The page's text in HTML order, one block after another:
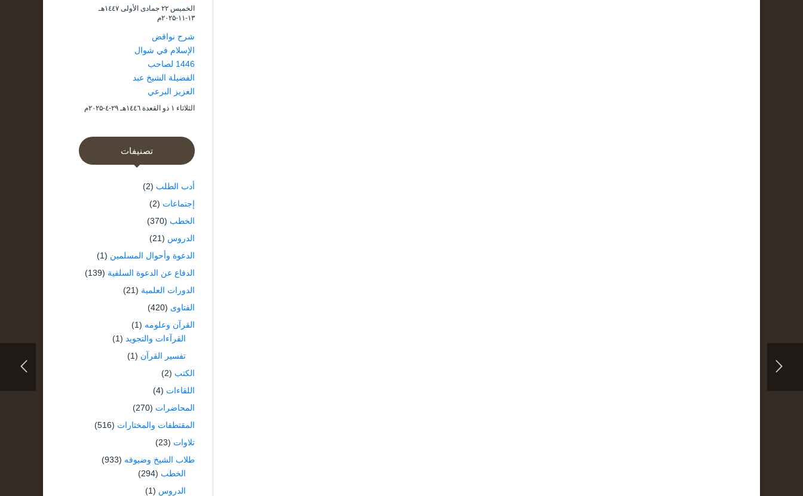
الخميس ۲۲ جمادى الأولى ۱٤٤۷هـ
۱۳-۱۱-۲۰۲۵م
شرح نواقض
الإسلام في شوال
1446 لصاحب
الفضيلة الشيخ عبد
العزيز البرعي
الثلاثاء ۱ ذو القعدة ۱٤٤٦هـ ۲۹-٤-۲۰۲۵م
تصنيفات
أدب الطلب (2)
إجتماعات (2)
الخطب (370)
الدروس (21)
الدعوة وأحوال المسلمين (1)
الدفاع عن الدعوة السلفية (139)
الدورات العلمية (21)
الفتاوى (420)
القرآن وعلومه (1)
القرآءات والتجويد (1)
تفسير القرآن (1)
الكتب (2)
اللقاءات (4)
المحاضرات (270)
المقتطفات والمختارات (516)
تلاوات (23)
طلاب الشيخ وضيوفه (933)
الخطب (294)
الدروس (1)